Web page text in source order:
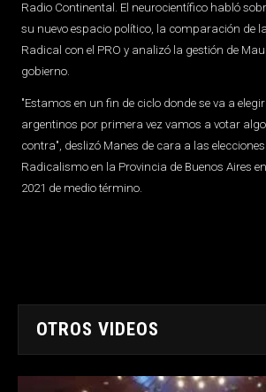
Radio Continental. El neurocientífico habló
su nuevo espacio político, la comparación de
Radical con el PRO y analizó la gestión de
gobierno.
"Estamos en un fin de ciclo donde se va a
argentinos por primera vez vamos a votar algo
contra", deslizó Manes de cara a las elecciones
Radicalismo en la Provincia de Buenos Aires
2021 de medio término.
OTROS VIDEOS